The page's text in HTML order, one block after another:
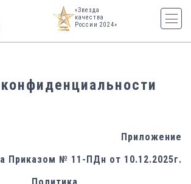
«Звезда
качества
России 2024»
Приложение
Приказом № 11-ПДн от 10.12.2025г.